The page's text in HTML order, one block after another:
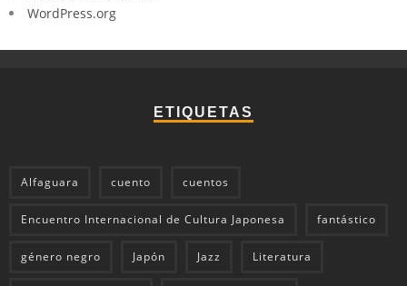
WordPress.org
ETIQUETAS
Alfaguara cuento cuentos
Encuentro Internacional de Cultura Japonesa fantástico
género negro Japón Jazz Literatura